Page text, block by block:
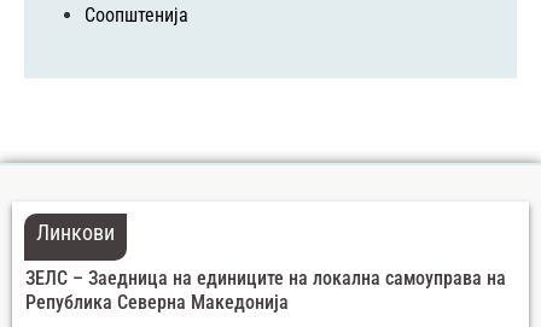
Соопштенија
Линкови
ЗЕЛС – Заедница на единиците на локална самоуправа на
Република Северна Македонија